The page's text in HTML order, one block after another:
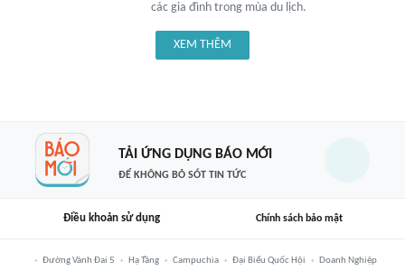
các gia đình trong mùa du lịch.
XEM THÊM
TẢI ỨNG DỤNG BÁO MỚI
ĐỂ KHÔNG BỎ SÓT TIN TỨC
Điều khoản sử dụng Chính sách bảo mật
Đường Vành Đai 5 Hạ Tầng Campuchia Đại Biểu Quốc Hội
Doanh Nghiệp